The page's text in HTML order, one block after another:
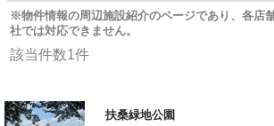
※物件情報の周辺施設紹介のページであり、各店
社では対応できません。
該当件数1件
扶桑緑地公園